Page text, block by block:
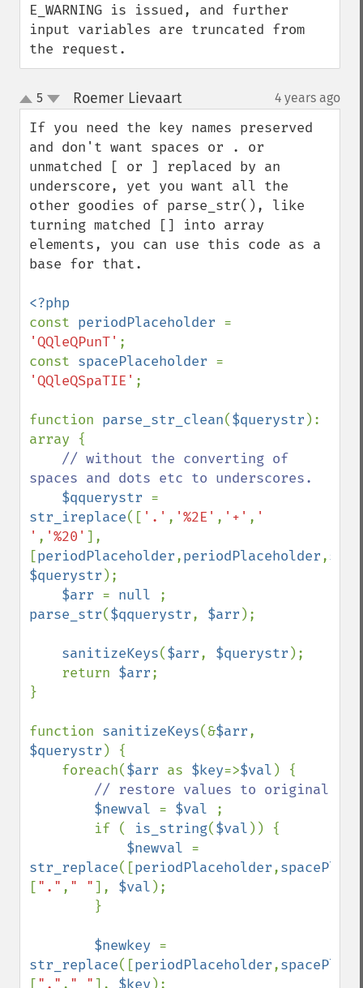
E_WARNING is issued, and further
input variables are truncated from
the request.
up
down
5 Roemer Lievaart¶ 4 years ago
If you need the key names preserved
and don't want spaces or . or
unmatched [ or ] replaced by an
underscore, yet you want all the
other goodies of parse_str(), like
turning matched [] into array
elements, you can use this code as a
base for that.
const periodPlaceholder
'QQleQPunT' ;
const spacePlaceholder
'QQleQSpaTIE' ;
function parse_str_clean($querystr ):
array {
// without the converting of
spaces and dots etc to underscores.
$qquerystr
str_ireplace([ '.' , '%2E' , '+' , '
' , '%20' ],
[periodPlaceholder,periodPlaceholder,
$querystr );
$arr = null
parse_str($qquerystr, $arr );
sanitizeKeys($arr, $querystr );
    return
$arr;
}
function sanitizeKeys(&$arr
$querystr ) {
    foreach(
$arr as $key=>$val ) {
// restore values to original
$newval = $val
;
        if (
is_string($val )) {
$newval
str_replace([periodPlaceholder,
["." , " "], $val );
$newkey
str_replace([periodPlaceholder,
["." , " "], $key );